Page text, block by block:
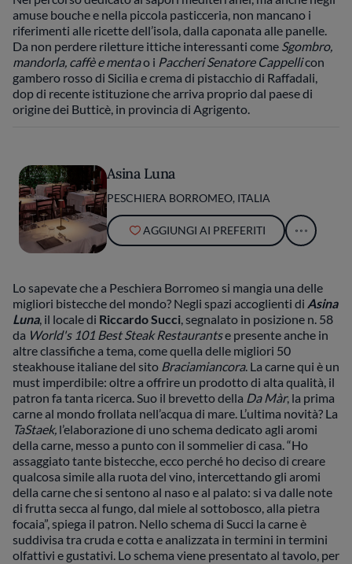
amuse bouche e nella piccola pasticceria, non mancano i
riferimenti alle ricette dell’isola, dalla caponata alle panelle.
Da non perdere riletture ittiche interessanti come Sgombro,
mandorla, caffè e mentao i Paccheri Senatore Cappellicon
gambero rosso di Sicilia e crema di pistacchio di Raffadali,
dop di recente istituzione che arriva proprio dal paese di
origine dei Butticè, in provincia di Agrigento.
Asina Luna
PESCHIERA BORROMEO, ITALIA
AGGIUNGI AI PREFERITI
Lo sapevate che a Peschiera Borromeo si mangia una delle
migliori bistecche del mondo? Negli spazi accoglienti di Asina
Luna, il locale di Riccardo Succi, segnalato in posizione n. 58
da World's 101 Best Steak Restaurantse presente anche in
altre classifiche a tema, come quella delle migliori 50
steakhouse italiane del sito Braciamiancora. La carne qui è un
must imperdibile: oltre a offrire un prodotto di alta qualità, il
patron fa tanta ricerca. Suo il brevetto della Da Màr, la prima
carne al mondo frollata nell’acqua di mare. L’ultima novità? La
TaStaek, l’elaborazione di uno schema dedicato agli aromi
della carne, messo a punto con il sommelier di casa. “Ho
assaggiato tante bistecche, ecco perché ho deciso di creare
qualcosa simile alla ruota del vino, intercettando gli aromi
della carne che si sentono al naso e al palato: si va dalle note
di frutta secca al fungo, dal miele al sottobosco, alla pietra
focaia”, spiega il patron. Nello schema di Succi la carne è
suddivisa tra cruda e cotta e analizzata in termini in termini
olfattivi e gustativi. Lo schema viene presentato al tavolo, per